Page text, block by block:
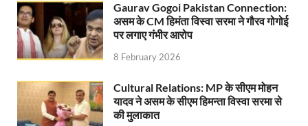
Indian Railway Network: 2026 के लिए मंच तैयार
Millets Organic Food Start UP : सीएम योगी की
Gaurav Gogoi Pakistan Connection:
असम के CM हिमंता विस्वा सरमा ने गौरव गोगोई
पर लगाए गंभीर आरोप
8 February 2026
Cultural Relations: MP के सीएम मोहन
यादव ने असम के सीएम हिमन्ता विस्वा सरमा से
की मुलाकात